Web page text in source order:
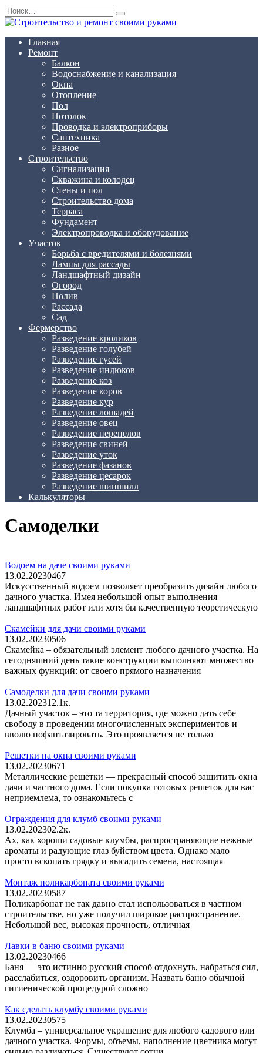
Перейти
к
содержанию
Search
for:
Главная
Ремонт
Балкон
Водоснабжение и канализация
Окна
Отопление
Пол
Потолок
Проводка и электроприборы
Сантехника
Разное
Строительство
Сигнализация
Скважина и колодец
Стены и пол
Строительство дома
Терраса
Фундамент
Электропроводка и оборудование
Участок
Борьба с вредителями и болезнями
Лампы для рассады
Ландшафтный дизайн
Огород
Полив
Рассада
Сад
Фермерство
Разведение кроликов
Разведение голубей
Разведение гусей
Разведение индюков
Разведение коз
Разведение коров
Разведение кур
Разведение лошадей
Разведение овец
Разведение перепелов
Разведение свиней
Разведение уток
Разведение фазанов
Разведение цесарок
Разведение шиншилл
Калькуляторы
Самоделки
Водоем на даче своими руками
13.02.20230467
Искусственный водоем позволяет преобразить дизайн любого
дачного участка. Имея небольшой опыт выполнения
ландшафтных работ или хотя бы качественную теоретическую
Скамейки для дачи своими руками
13.02.20230506
Скамейка – обязательный элемент любого дачного участка. На
сегодняшний день такие конструкции выполняют множество
важных функций: от своего прямого назначения
Самоделки для дачи своими руками
13.02.20231 2.1к.
Дачный участок – это та территория, где можно дать себе
свободу в проведении многочисленных экспериментов и
вволю пофантазировать. Это проявляется не только
Решетки на окна своими руками
13.02.20230671
Металлические решетки — прекрасный способ защитить окна
дачи и частного дома. Если покупка готовых решеток для вас
неприемлема, то ознакомьтесь с
Ограждения для клумб своими руками
13.02.202302.2к.
Ах, как хороши садовые клумбы, распространяющие нежные
ароматы и радующие глаз буйством цвета. Однако мало
просто вскопать грядку и высадить семена, настоящая
Монтаж поликарбоната своими руками
13.02.20230587
Поликарбонат не так давно стал использоваться в частном
строительстве, но уже получил широкое распространение.
Небольшой вес, высокая прочность, отличная
Лавки в баню своими руками
13.02.20230466
Баня — это истинно русский способ отдохнуть, набраться сил,
расслабиться, оздоровить организм. Назвать баню обычной
гигиенической процедурой сложно
Как сделать клумбу своими руками
13.02.20230575
Клумба – универсальное украшение для любого садового или
дачного участка. Формы, объемы, наполнение цветника могут